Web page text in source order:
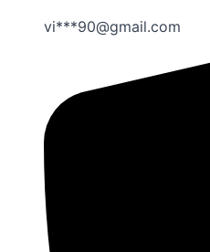
vi***90@gmail.com